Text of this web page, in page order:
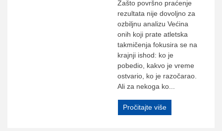
Zašto površno praćenje
rezultata nije dovoljno za
ozbiljnu analizu Većina
onih koji prate atletska
takmičenja fokusira se na
krajnji ishod: ko je
pobedio, kakvo je vreme
ostvario, ko je razočarao.
Ali za nekoga ko...
Pročitajte više